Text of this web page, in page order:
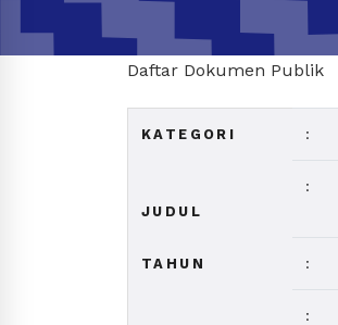
Daftar Dokumen Publik
KATEGORI :
JUDUL
:
TAHUN :
: